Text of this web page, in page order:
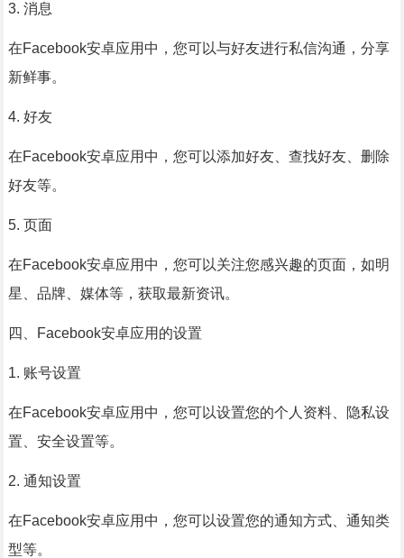
3. 消息
在Facebook安卓应用中，您可以与好友进行私信沟通，分享
新鲜事。
4. 好友
在Facebook安卓应用中，您可以添加好友、查找好友、删除
好友等。
5. 页面
在Facebook安卓应用中，您可以关注您感兴趣的页面，如明
星、品牌、媒体等，获取最新资讯。
四、Facebook安卓应用的设置
1. 账号设置
在Facebook安卓应用中，您可以设置您的个人资料、隐私设
置、安全设置等。
2. 通知设置
在Facebook安卓应用中，您可以设置您的通知方式、通知类
型等。